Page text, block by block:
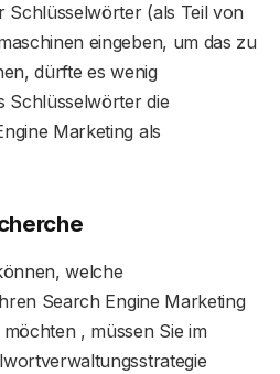
Schlüsselwörter (als Teil von
eingeben, um das zu
dürfte es wenig
Schlüsselwörter die
Marketing als
welche
Search Engine Marketing
, müssen Sie im